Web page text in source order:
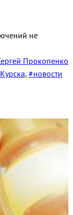
не
Прокопенко
, #новости